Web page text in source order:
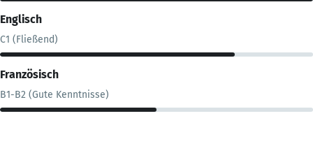
Englisch
C1 (Fließend)
Französisch
B1-B2 (Gute Kenntnisse)